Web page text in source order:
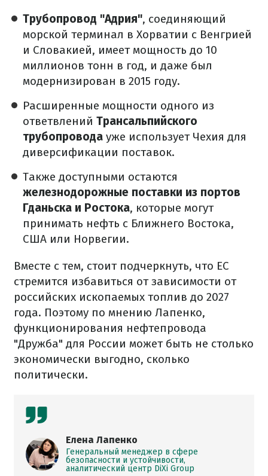
Трубопровод "Адрия", соединяющий
морской терминал в Хорватии с Венгрией
и Словакией, имеет мощность до 10
миллионов тонн в год, и даже был
модернизирован в 2015 году.
Расширенные мощности одного из
ответвлений Трансальпийского
трубопровода уже использует Чехия для
диверсификации поставок.
Также доступными остаются
железнодорожные поставки из портов
Гданьска и Ростока, которые могут
принимать нефть с Ближнего Востока,
США или Норвегии.
Вместе с тем, стоит подчеркнуть, что ЕС
стремится избавиться от зависимости от
российских ископаемых топлив до 2027
года. Поэтому по мнению Лапенко,
функционирования нефтепровода
"Дружба" для России может быть не столько
экономически выгодно, сколько
политически.
Елена Лапенко
Генеральный менеджер в сфере
безопасности и устойчивости,
аналитический центр DiXi Group